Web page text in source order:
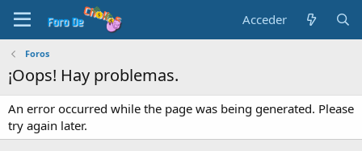
Acceder
Foros
¡Oops! Hay problemas.
An error occurred while the page was being generated. Please
try again later.